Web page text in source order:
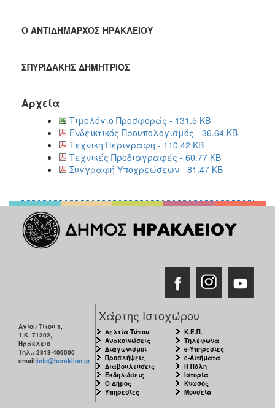
Ο ΑΝΤΙΔΗΜΑΡΧΟΣ ΗΡΑΚΛΕΙΟΥ
ΣΠΥΡΙΔΑΚΗΣ ΔΗΜΗΤΡΙΟΣ
Αρχεία
Τιμολόγιο Προσφοράς - 131.5 KB
Ενδεικτικός Προυπολογισμός - 36.64 KB
Τεχνική Περιγραφή - 110.42 KB
Τεχνικές Προδιαγραφές - 60.77 KB
Συγγραφή Υποχρεώσεων - 81.47 KB
Αγίου Τίτου 1,
Τ.Κ. 71202,
Ηράκλειο
Τηλ.: 2813-409000
email:info@heraklion.gr
Χάρτης Ιστοχώρου
Δελτία Τύπου
Ανακοινώσεις
Διαγωνισμοί
Προσλήψεις
Διαβουλεύσεις
Εκδηλώσεις
Ο Δήμος
Υπηρεσίες
Κ.Ε.Π.
Τηλέφωνα
e-Υπηρεσίες
e-Αιτήματα
Η Πόλη
Ιστορία
Κνωσός
Μουσεία